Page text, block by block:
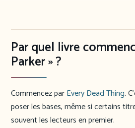
Par quel livre
Parker » ?
Commencez parEvery Dead Thing.
poser les bases, même si certains
souvent les lecteurs en premier.